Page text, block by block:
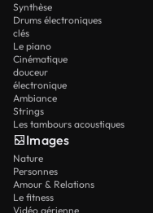
Synthèse
Drums électroniques
clés
Le piano
Cinématique
douceur
électronique
Ambiance
Strings
Les tambours acoustiques
Images
Nature
Personnes
Amour & Relations
Le fitness
Vidéo aérienne